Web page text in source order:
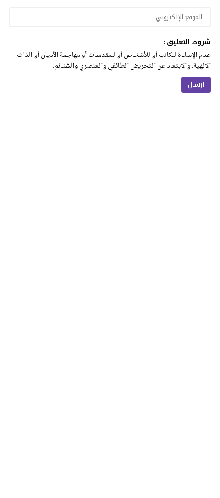
شروط التعليق :
عدم الإساءة للكاتب أو للأشخاص أو للمقدسات أو مهاجمة الأديان أو الذات
الالهية. والابتعاد عن التحريض الطائفي والعنصري والشتائم.